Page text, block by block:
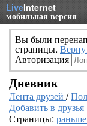
LiveInternet
мобильная версия
Вы были
страницы.
Авторизация
Дневник
Лента друзей /
Добавить в друзья
Страницы: